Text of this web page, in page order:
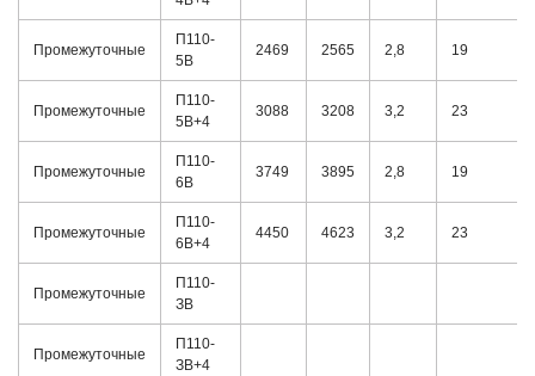
Промежуточные
П110-
5В
2469 2565 2,8 19
Промежуточные
П110-
5В+4
3088 3208 3,2 23
Промежуточные
П110-
6В
3749 3895 2,8 19
Промежуточные
П110-
6В+4
4450 4623 3,2 23
Промежуточные
П110-
ЗВ
Промежуточные
П110-
ЗВ+4